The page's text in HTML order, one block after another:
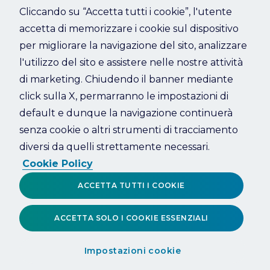
Refresh
Cliccando su “Accetta tutti i cookie”, l'utente
accetta di memorizzare i cookie sul dispositivo
per migliorare la navigazione del sito, analizzare
l'utilizzo del sito e assistere nelle nostre attività
di marketing. Chiudendo il banner mediante
click sulla X, permarranno le impostazioni di
default e dunque la navigazione continuerà
senza cookie o altri strumenti di tracciamento
diversi da quelli strettamente necessari.
Cookie Policy
Impostazioni cookie
ACCETTA SOLO I COOKIE ESSENZIALI
ACCETTA TUTTI I COOKIE